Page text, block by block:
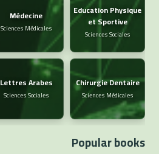
Médecine
Sciences Médicales
Lettres Arabes
Sciences Sociales
Education Physique
et Sportive
Sciences Sociales
Chirurgie Dentaire
Sciences Médicales
Popular books